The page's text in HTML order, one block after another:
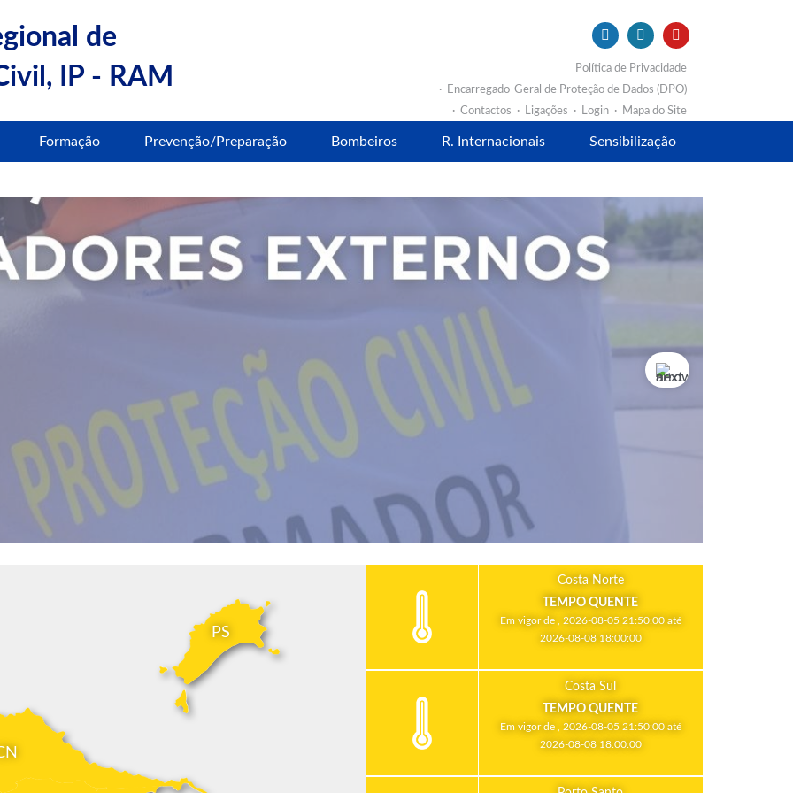
de
IP - RAM
Política de Privacidade
Encarregado-Geral de Proteção de Dados (DPO)
Contactos
Ligações Login Mapa do Site
Formação Prevenção/Preparação Bombeiros R. Internacionais Sensibilização
PS
Costa Norte
TEMPO QUENTE
Em vigor de , 2026-08-05 21:50:00 até
2026-08-08 18:00:00
Costa Sul
TEMPO QUENTE
Em vigor de , 2026-08-05 21:50:00 até
2026-08-08 18:00:00